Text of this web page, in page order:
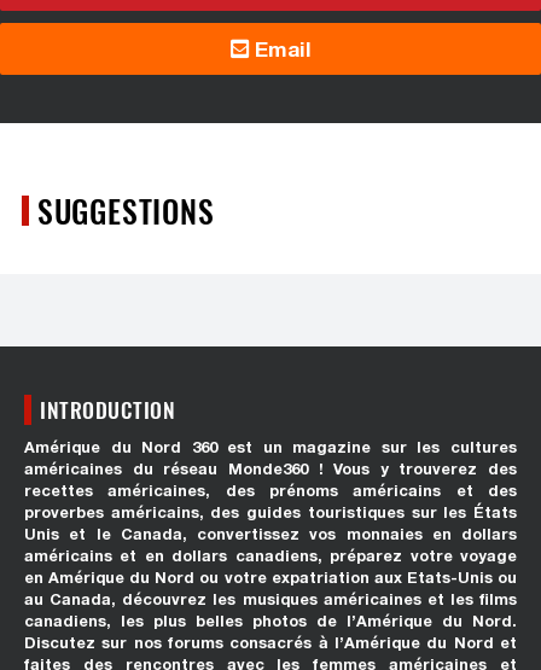
Email
SUGGESTIONS
INTRODUCTION
Amérique du Nord 360 est un magazine sur les cultures
américaines du réseau Monde360 ! Vous y trouverez des
recettes américaines, des prénoms américains et des
proverbes américains, des guides touristiques sur les États
Unis et le Canada, convertissez vos monnaies en dollars
américains et en dollars canadiens, préparez votre voyage
en Amérique du Nord ou votre expatriation aux Etats-Unis ou
au Canada, découvrez les musiques américaines et les films
canadiens, les plus belles photos de l’Amérique du Nord.
Discutez sur nos forums consacrés à l’Amérique du Nord et
faites des rencontres avec les femmes américaines et